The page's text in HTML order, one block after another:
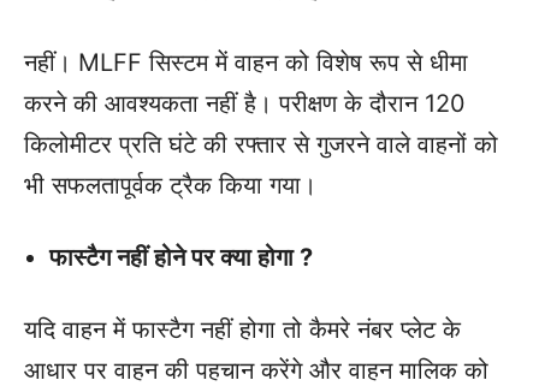
नहीं। MLFF सिस्टम में वाहन को विशेष रूप से धीमा
करने की आवश्यकता नहीं है। परीक्षण के दौरान 120
किलोमीटर प्रति घंटे की रफ्तार से गुजरने वाले वाहनों को
भी सफलतापूर्वक ट्रैक किया गया।
फास्टैग नहीं होने पर क्या होगा ?
यदि वाहन में फास्टैग नहीं होगा तो कैमरे नंबर प्लेट के
आधार पर वाहन की पहचान करेंगे और वाहन मालिक को